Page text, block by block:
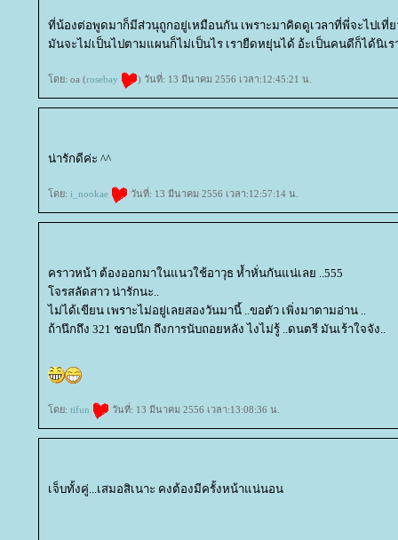
ที่น้องต่อพูดมาก็มีส่วนุถูกอยู่เหมือนกัน เพราะมาคิดดูเวลาที่พี่จะไปเที่
มันจะไม่เป็นไปตามแผนก็ไม่เป็นไร เรายืดหยุ่นได้ อ้ะเป็นคนดีก็ได้นิเร
ดย: oa (rosebay ) วันที่: 13 มีนาคม 2556 เวลา:12:45:21 น.
น่ารักดีค่ะ ^^
ดย: i_nookae วันที่: 13 มีนาคม 2556 เวลา:12:57:14 น.
คราวหน้า ต้องออกมาในแนวใช้อาวุธ ห้ำหั่นกันแน่เลย ..555
จรสลัดสาว น่ารักนะ..
ไม่ได้เขียน เพราะไม่อยู่เลยสองวันมานี้ ..ขอตัว เพิ่งมาตามอ่าน ..
ถ้านึกถึง 321 ชอบนึก ถึงการนับถอยหลัง ไงไม่รู้ ..ดนตรี มันเร้าใจจัง..
ดย: tifun วันที่: 13 มีนาคม 2556 เวลา:13:08:36 น.
เจ็บทั้งคู่...เสมอสิเนาะ คงต้องมีครั้งหน้าแน่นอน